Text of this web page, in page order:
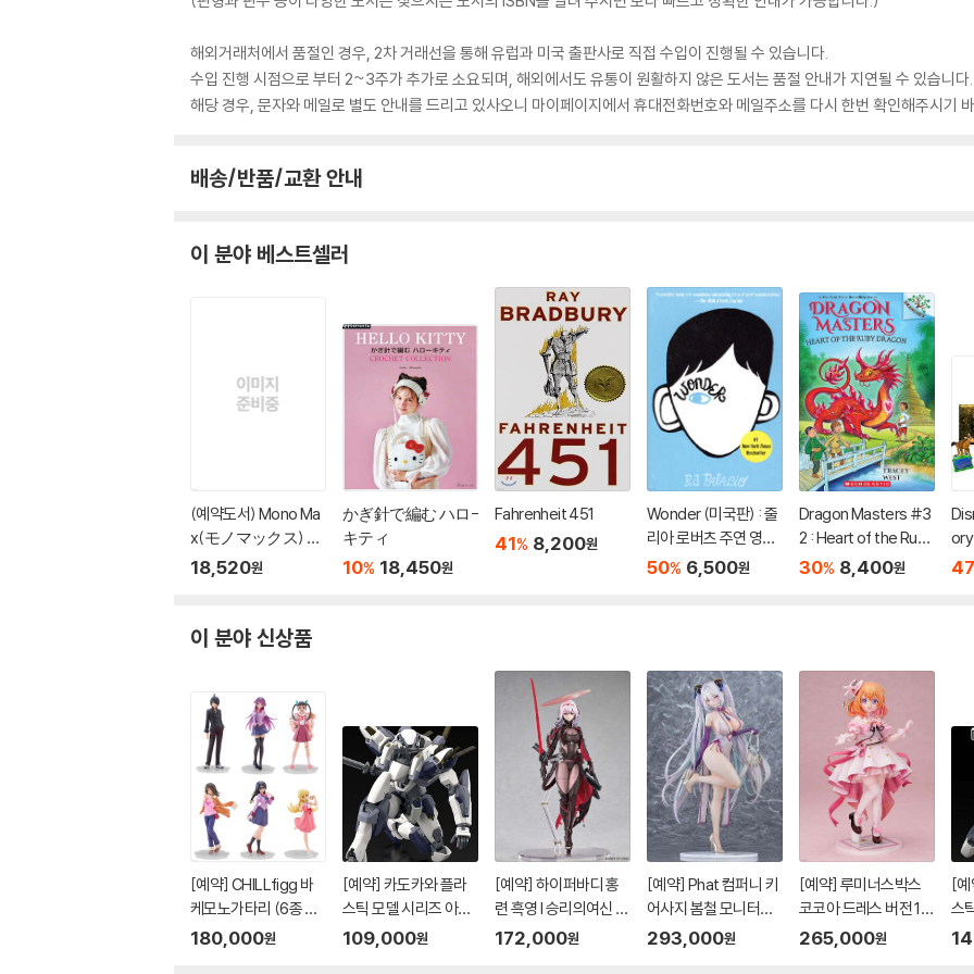
해외거래처에서 품절인 경우, 2차 거래선을 통해 유럽과 미국 출판사로 직접 수입이 진행될 수 있습니다.
수입 진행 시점으로 부터 2~3주가 추가로 소요되며, 해외에서도 유통이 원활하지 않은 도서는 품절 안내가 지연될 수 있습니다.
해당 경우, 문자와 메일로 별도 안내를 드리고 있사오니 마이페이지에서 휴대전화번호와 메일주소를 다시 한번 확인해주시기
배송/반품/교환 안내
이 분야 베스트셀러
(예약도서) Mono Ma
x(モノマックス) 20
26年10月號
18,520원
かぎ針で編む ハロ-
キティ
10% 18,450원
Fahrenheit 451
41% 8,200원
Wonder (미국판) : 줄
리아 로버츠 주연 영화
'원더' 원작 소설
50% 6,500원
Dragon Masters #3
2 : Heart of the Ruby
Dragon (A Branches
30% 8,400원
s
47
이 분야 신상품
[예약] CHILLfigg 바
케모노가타리 (6종 세
트)
180,000원
[예약] 카도카와 플라
스틱 모델 시리즈 아바
레스트 l 풀메탈패닉
109,000원
[예약] 하이퍼바디 홍
련 흑영 l 승리의여신 니
케
172,000원
[예약] Phat 컴퍼니 키
어사지 봄철 모니터링
버전 1/6 l 벽람항로
293,000원
[예약] 루미너스박스
코코아 드레스 버전 1/
7 l 주문은 토끼입니까
265,000원
[
스
레